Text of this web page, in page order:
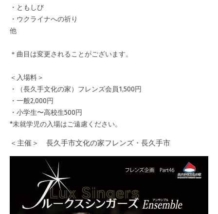
・ともしび
・ウクライナへの祈り
他
＊曲目は変更されることがございます。
＜入場料＞
・（長久手文化の家）フレンズ会員1,500円
・一般2,000円
・小学生〜高校生500円
*未就学児の入場はご遠慮ください。
＜主催＞ 長久手市文化の家フレンズ・長久手市